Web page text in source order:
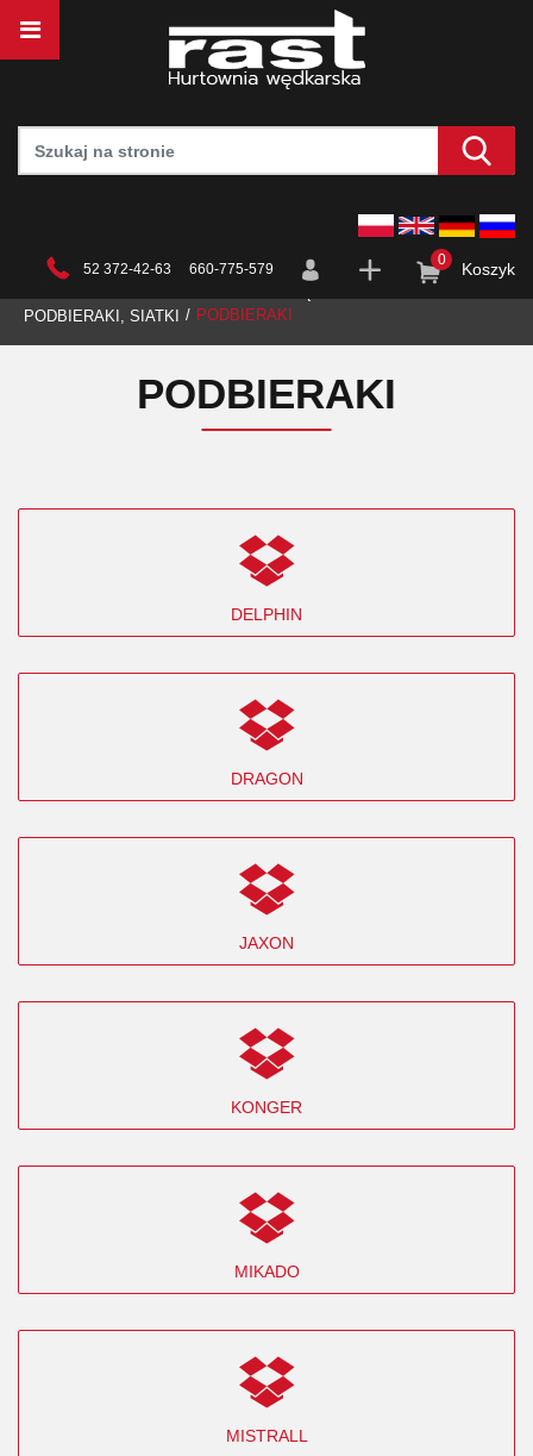
52 372-42-63 660-775-579
0 Koszyk
PODBIERAKI, SIATKI
PODBIERAKI
PODBIERAKI
DELPHIN
DRAGON
JAXON
KONGER
MIKADO
MISTRALL